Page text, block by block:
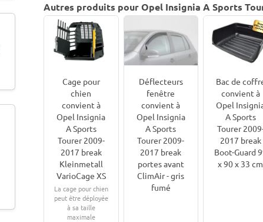
Autres produits pour Opel Insignia A Sports
Cage pour
chien
convient à
Opel Insignia
A Sports
Tourer 2009-
2017 break
Kleinmetall
VarioCage XS
La cage pour chien
peut être déployée
à sa taille
maximale
Déflecteurs
fenêtre
convient à
Opel Insignia
A Sports
Tourer 2009-
2017 break
portes avant
ClimAir - gris
fumé
Bac de
convient à
Opel
A Sports
Tourer
2017 break
Boot-Guard
x 90 x 33 cm